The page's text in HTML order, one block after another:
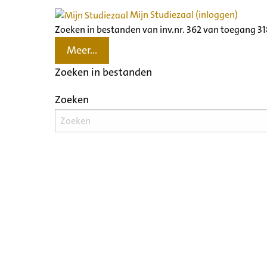
Mijn Studiezaal (inloggen)
Zoeken in bestanden van inv.nr. 362 van toegang
Meer...
Zoeken in bestanden
Zoeken